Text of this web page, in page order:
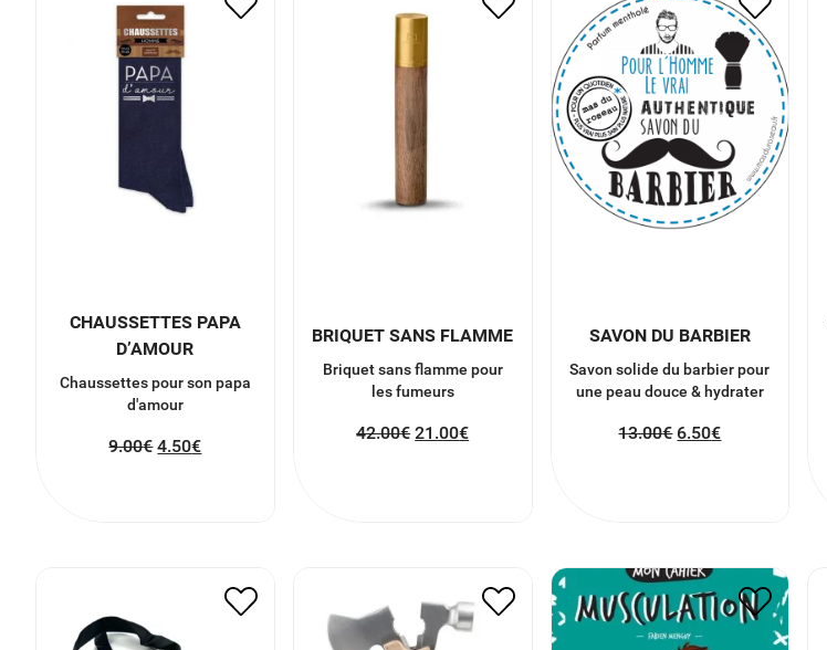
CHAUSSETTES PAPA
D’AMOUR
Chaussettes pour son papa
d'amour
9.00€ 4.50€
BRIQUET SANS FLAMME
Briquet sans flamme pour
les fumeurs
42.00€ 21.00€
SAVON DU BARBIER
Savon solide du barbier pour
une peau douce & hydrater
13.00€ 6.50€
F.MENGUY
7.90€ 3.95€